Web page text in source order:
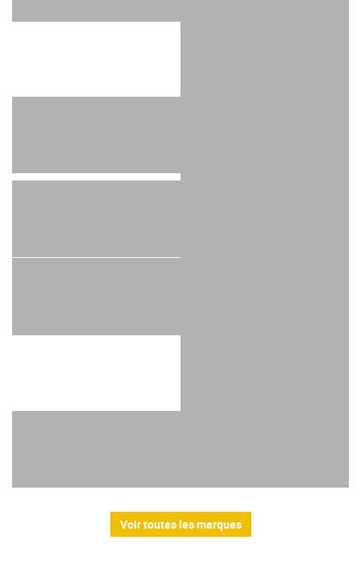
Voir toutes les marques